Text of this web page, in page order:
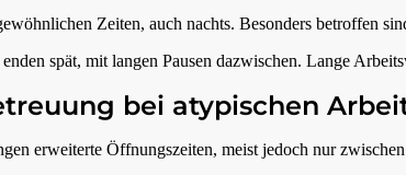
Zeiten, auch nachts. Besonders betroffen
spät, mit langen Pausen dazwischen. Lange
bei atypischen
erweiterte Öffnungszeiten, meist jedoch nur